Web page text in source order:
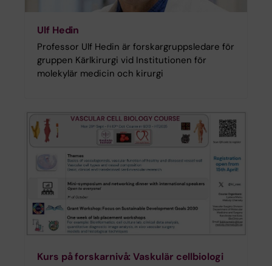
Ulf Hedin
Professor Ulf Hedin är forskargruppsledare för
gruppen Kärlkirurgi vid Institutionen för
molekylär medicin och kirurgi
Kurs på forskarnivå: Vaskulär cellbiologi